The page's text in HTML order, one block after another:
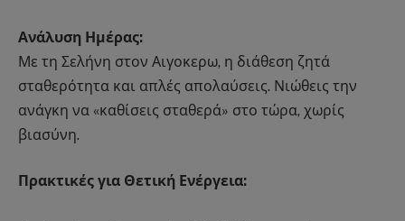
Ανάλυση Ημέρας:
Με τη Σελήνη στον Αιγοκερω, η διάθεση ζητά
σταθερότητα και απλές απολαύσεις. Νιώθεις την
ανάγκη να «καθίσεις σταθερά» στο τώρα, χωρίς
βιασύνη.
Πρακτικές για Θετική Ενέργεια: